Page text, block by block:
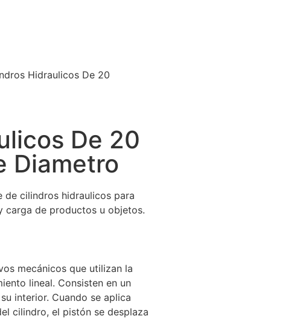
Hidraulicos De 20
De 20
Diametro
de cilindros hidraulicos para
de productos u objetos.
mecánicos que utilizan la
lineal. Consisten en un
interior. Cuando se aplica
cilindro, el pistón se desplaza